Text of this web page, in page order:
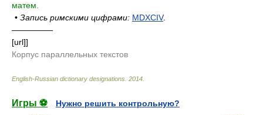
матем.
• Запись римскими цифрами: MDXCIV.
—————
[url]]
Корпус параллельных текстов
English-Russian dictionary designations 2014
Игры ⚽
Нужно решить контрольную?